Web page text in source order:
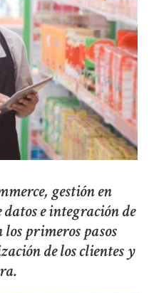
gestión en
e integración de
los primeros pasos
de los clientes y